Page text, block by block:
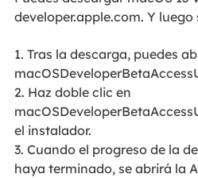
developer.apple.com. Y
1. Tras la descarga, puedes
2. Haz doble clic en
el instalador.
3. Cuando el progreso de la
haya terminado, se abrirá la